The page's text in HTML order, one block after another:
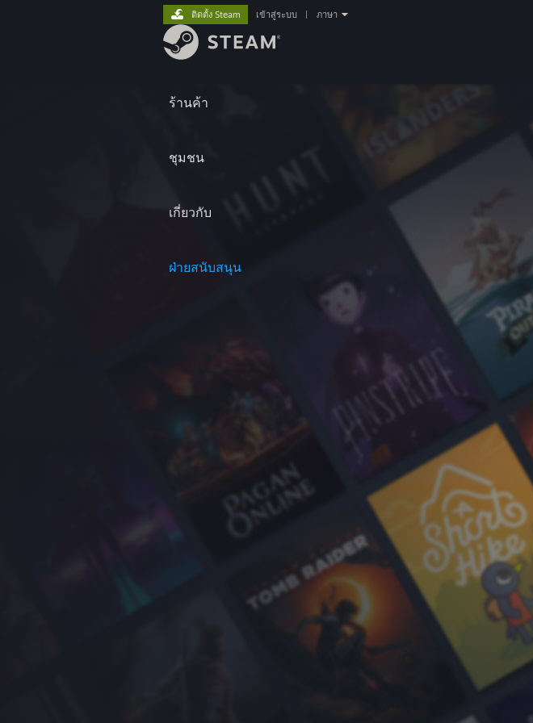
ร้านค้า
ชุมชน
เกี่ยวกับ
ฝ่ายสนับสนุน
ติดตั้ง Steam เข้าสู่ระบบ ภาษา